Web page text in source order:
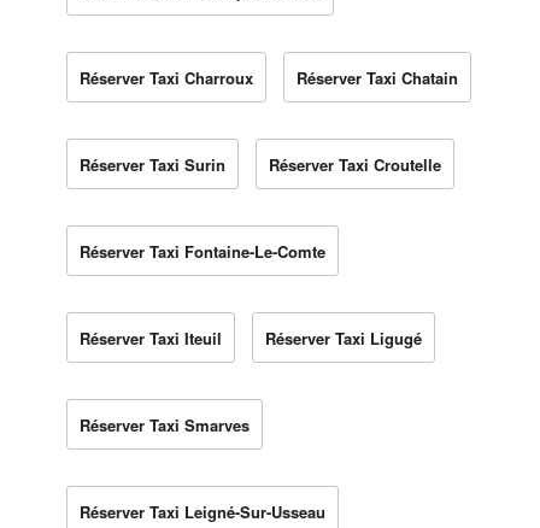
Réserver Taxi Charroux Réserver Taxi Chatain
Réserver Taxi Surin Réserver Taxi Croutelle
Réserver Taxi Fontaine-Le-Comte
Réserver Taxi Iteuil Réserver Taxi Ligugé
Réserver Taxi Smarves
Réserver Taxi Leigné-Sur-Usseau